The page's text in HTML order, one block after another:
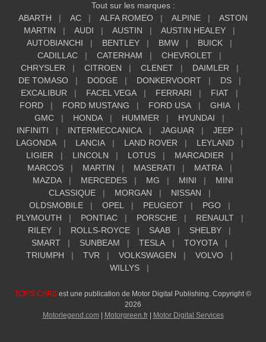
Tout sur les marques :
ABARTH
AC ALFA ROMEO ALPINE
ASTON
MARTIN
AUDI AUSTIN
AUSTIN HEALEY
AUTOBIANCHI
BENTLEY BMW
BUICK
CADILLAC
CATERHAM
CHEVROLET
CHRYSLER
CITROEN CLENET
DAIMLER
DE TOMASO
DODGE DONKERVOORT
DS
EXCALIBUR
FACEL VEGA FERRARI
FIAT
FORD
FORD MUSTANG FORD USA
GHIA
GMC
HONDA HUMMER
HYUNDAI
INFINITI
INTERMECCANICA JAGUAR
JEEP
LAGONDA
LANCIA LAND ROVER
LEYLAND
LIGIER
LINCOLN LOTUS
MARCADIER
MARCOS
MARTIN MASERATI
MATRA
MAZDA
MERCEDES MG MINI
MINI
CLASSIQUE
MORGAN
NISSAN
OLDSMOBILE
OPEL PEUGEOT
PGO
PLYMOUTH
PONTIAC PORSCHE
RENAULT
RILEY
ROLLS-ROYCE SAAB
SHELBY
SMART
SUNBEAM TESLA
TOYOTA
TRIUMPH
TVR VOLKSWAGEN
VOLVO
WILLYS
TOP'S CARS est une publication de Motor Digital Publishing. Copyright ©
2026
Motorlegend.com| Motorgreen.fr| Motor Digital Services